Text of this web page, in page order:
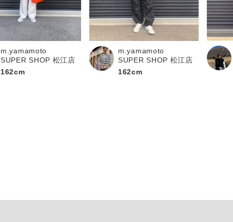
m.yamamoto
SUPER SHOP 松江店
162cm
m.yamamoto
SUPER SHOP 松江店
162cm